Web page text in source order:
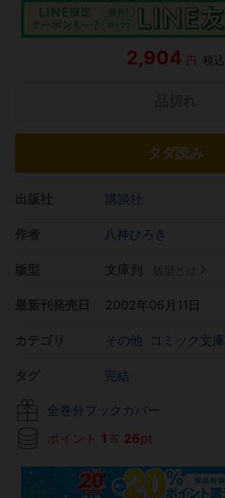
2,904 円 税込
タダ読み
講談社
八神ひろき
文庫判
2002年06月11日
その他 コミック文庫
完結
全巻分ブックカバー
ポイント 1 ％ 26pt